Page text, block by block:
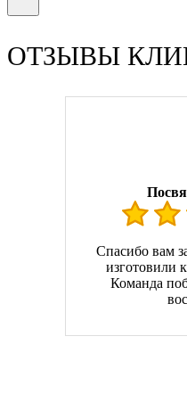
ОТЗЫВЫ
Спасибо вам
изготовили
Команда